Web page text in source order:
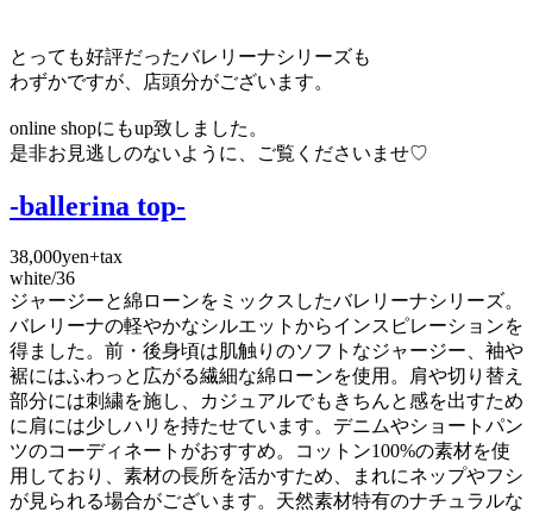
とっても好評だったバレリーナシリーズも
わずかですが、店頭分がございます。
online shopにもup致しました。
是非お見逃しのないように、ご覧くださいませ♡
-ballerina top-
38,000yen+tax
white/36
ジャージーと綿ローンをミックスしたバレリーナシリーズ。
バレリーナの軽やかなシルエットからインスピレーションを
得ました。前・後身頃は肌触りのソフトなジャージー、袖や
裾にはふわっと広がる繊細な綿ローンを使用。肩や切り替え
部分には刺繍を施し、カジュアルでもきちんと感を出すため
に肩には少しハリを持たせています。デニムやショートパン
ツのコーディネートがおすすめ。コットン100%の素材を使
用しており、素材の長所を活かすため、まれにネップやフシ
が見られる場合がございます。天然素材特有のナチュラルな